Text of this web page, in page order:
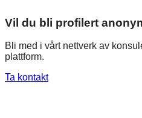
Vil du bli profilert
Bli med i vårt nettverk av
plattform.
Ta kontakt